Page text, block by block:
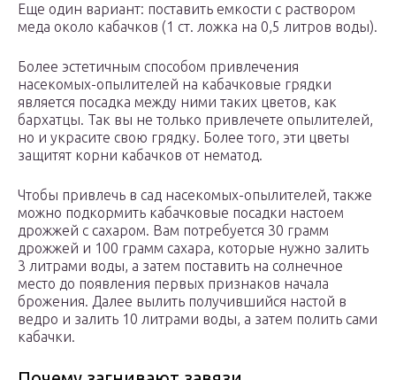
Еще один вариант: поставить емкости с раствором
меда около кабачков (1 ст. ложка на 0,5 литров воды).
Более эстетичным способом привлечения
насекомых-опылителей на кабачковые грядки
является посадка между ними таких цветов, как
бархатцы. Так вы не только привлечете опылителей,
но и украсите свою грядку. Более того, эти цветы
защитят корни кабачков от нематод.
Чтобы привлечь в сад насекомых-опылителей, также
можно подкормить кабачковые посадки настоем
дрожжей с сахаром. Вам потребуется 30 грамм
дрожжей и 100 грамм сахара, которые нужно залить
3 литрами воды, а затем поставить на солнечное
место до появления первых признаков начала
брожения. Далее вылить получившийся настой в
ведро и залить 10 литрами воды, а затем полить сами
кабачки.